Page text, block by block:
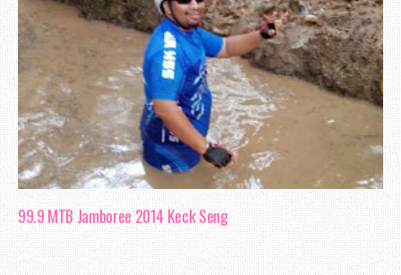
99.9 MTB Jamboree 2014 Keck Seng